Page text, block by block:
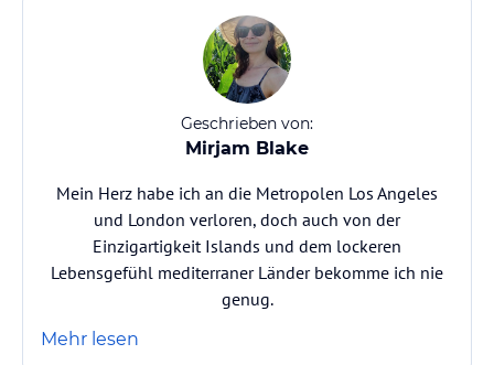
Geschrieben von:
Mirjam Blake
Mein Herz habe ich an die Metropolen Los Angeles
und London verloren, doch auch von der
Einzigartigkeit Islands und dem lockeren
Lebensgefühl mediterraner Länder bekomme ich nie
genug.
Mehr lesen